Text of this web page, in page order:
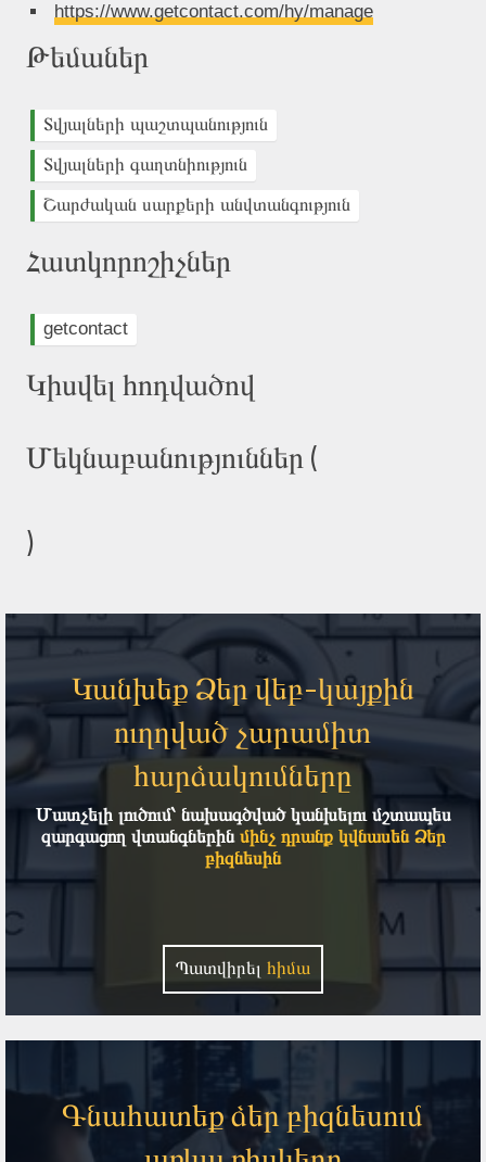
https://www.getcontact.com/hy/manage
Թեմաներ
Տվյալների պաշտպանություն
Տվյալների գաղտնիություն
Շարժական սարքերի անվտանգություն
Հատկորոշիչներ
getcontact
Կիսվել հոդվածով
Մեկնաբանություններ (
)
Կանխեք Ձեր վեբ-կայքին
ուղղված չարամիտ
հարձակումները
Մատչելի լուծում՝ նախագծված կանխելու մշտապես
զարգացող վտանգներին մինչ դրանք կվնասեն Ձեր
բիզնեսին
Պատվիրել հիմա
Գնահատեք ձեր բիզնեսում